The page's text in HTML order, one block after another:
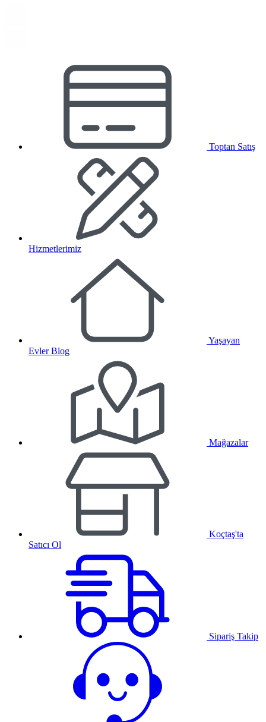
Toptan Satış
Hizmetlerimiz
Yaşayan
Evler Blog
Mağazalar
Koçtaş'ta
Satıcı Ol
Sipariş Takip